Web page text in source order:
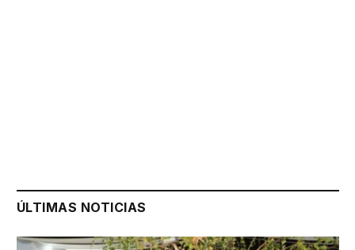
ÚLTIMAS NOTICIAS